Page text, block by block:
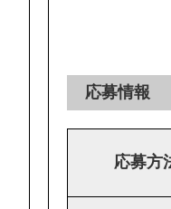
応募情報
応募方